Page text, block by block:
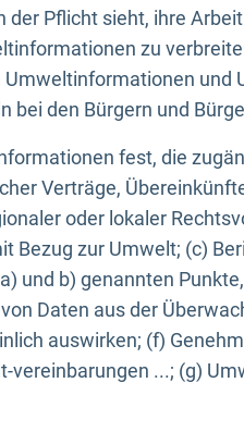
der Pflicht sieht, ihre
zu
und
den Bürgern und
fest, die
Verträge,
oder lokaler
Bezug zur Umwelt; (c)
und b) genannten
Daten aus der
auswirken; (f)
vereinbarungen ...; (g)